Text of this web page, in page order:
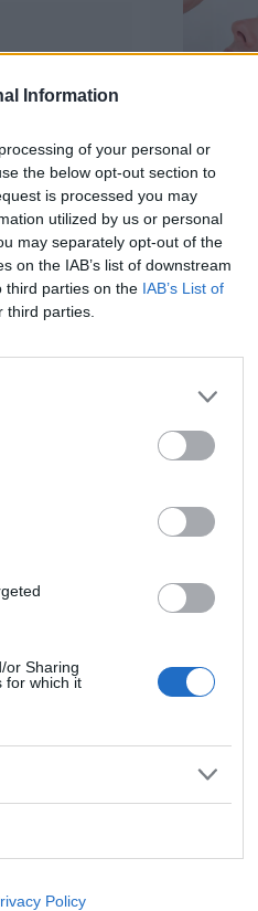
Information
of your personal or
the below opt-out section to
is processed you may
utilized by us or personal
may separately opt-out of the
on the IAB’s list of downstream
third parties on the IAB’s List of
parties.
or Sharing
for which it
Policy
lat
kręgo-
to
wyszło
89